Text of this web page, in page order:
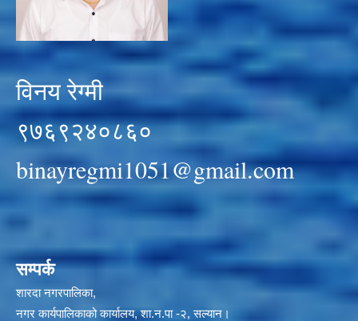
विनय रेग्मी
९७६९२४०८६०
binayregmi1051@gmail.com
सम्पर्क
शारदा नगरपालिका,
नगर कार्यपालिकाको कार्यालय, शा.न.पा -२, सल्यान।